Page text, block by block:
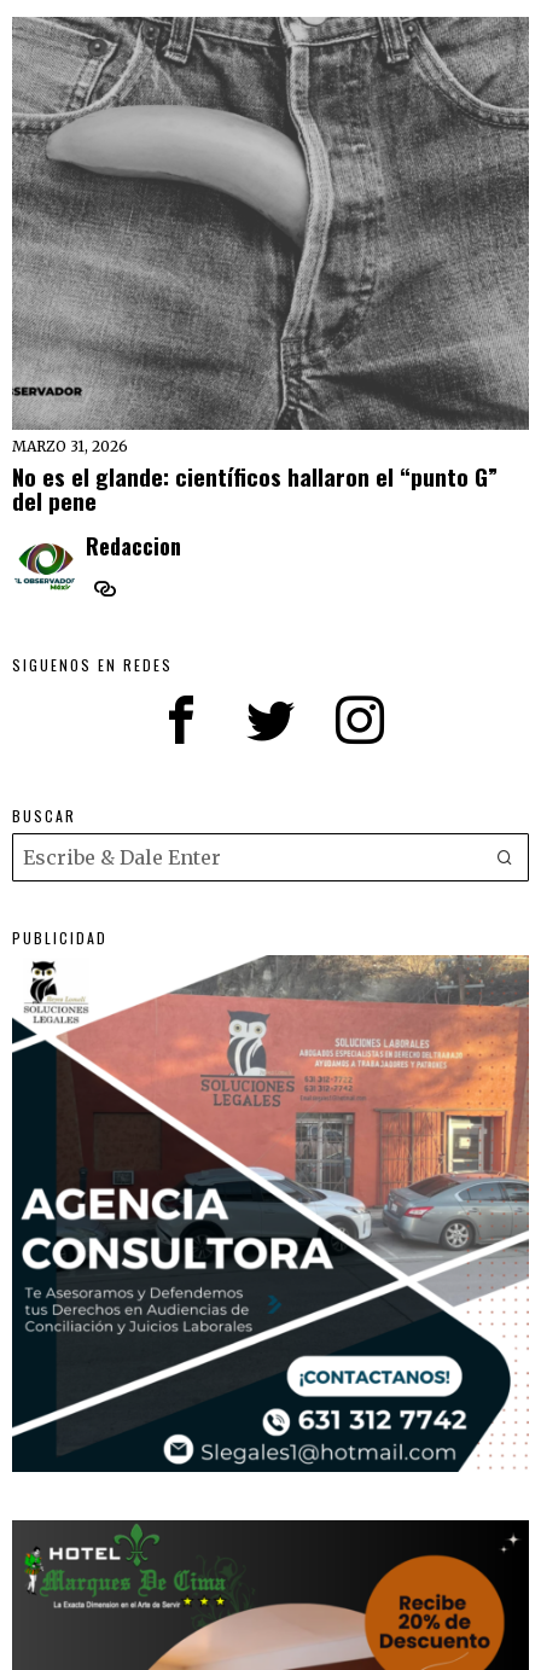
MARZO 31, 2026
No es el glande: científicos hallaron el “punto G”
del pene
Redaccion
SIGUENOS EN REDES
BUSCAR
PUBLICIDAD